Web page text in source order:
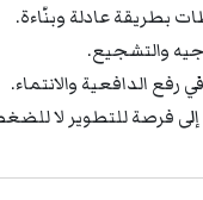
بطريقة عادلة وبنّاءة.
والتشجيع.
رفع الدافعية والانتماء.
فرصة للتطوير لا